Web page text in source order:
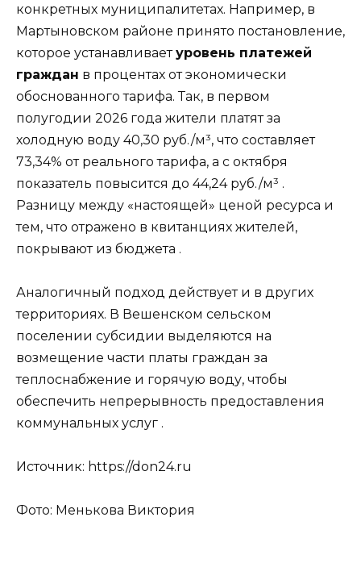
конкретных муниципалитетах. Например, в
Мартыновском районе принято постановление,
которое устанавливаетуровень платежей
граждан в процентах от экономически
обоснованного тарифа. Так, в первом
полугодии 2026 года жители платят за
холодную воду 40,30 руб./м³, что составляет
73,34% от реального тарифа, а с октября
показатель повысится до 44,24 руб./м³ .
Разницу между «настоящей» ценой ресурса и
тем, что отражено в квитанциях жителей,
покрывают из бюджета .
Аналогичный подход действует и в других
территориях. В Вешенском сельском
поселении субсидии выделяются на
возмещение части платы граждан за
теплоснабжение и горячую воду, чтобы
обеспечить непрерывность предоставления
коммунальных услуг .
Источник: https://don24.ru
Фото: Менькова Виктория